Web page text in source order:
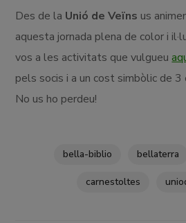
Des de la Unió de Veïns us
aquesta jornada plena de color i
vos a les activitats que vulgueu
pels socis i a un cost simbòlic de 3
No us ho perdeu!
bella-biblio bellaterra
carnestoltes